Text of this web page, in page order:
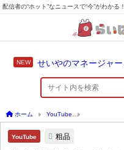
配信者の“ホット”なニュースで“今”がわかる！
ホーム YouTube
YouTube 粗品